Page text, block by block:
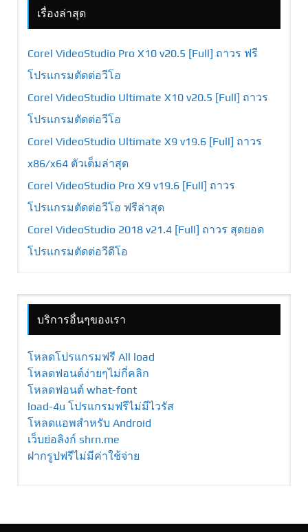
เรื่องล่าสุด
Corel VideoStudio Pro X10 v20.5 [Full] ถาวร ฟรี
โปรแกรมตัดต่อวีโอ
Corel VideoStudio Ultimate X10 v20.5 [Full] ถาวร
โปรแกรมตัดต่อวีโอ
Corel VideoStudio Ultimate X9 v19.6 [Full] ถาวร
x86/x64 ตัวเต็มล่าสุด
Corel VideoStudio Pro X9 v19.6 [Full] ถาวร
โปรแกรมตัดต่อวีโอ ฟรีล่าสุด
Corel VideoStudio 2018 v21.4 [Full] ถาวร สุดยอด
โปรแกรมตัดต่อวีดีโอ
บริการอื่นๆของเรา
โหลดโปรแกรมฟรี All load
โหลดฟอนต์ง่ายๆไม่กี่คลิก
โหลดฟอนต์ what-font
load-4u โปรแกรมฟรีไม่มีไวรัส
โหลดแอพสำหรับ Android
เว็บย่อลิงก์ shrn.me
ฝากรูปฟรีไม่มีค่าใช้จ่าย